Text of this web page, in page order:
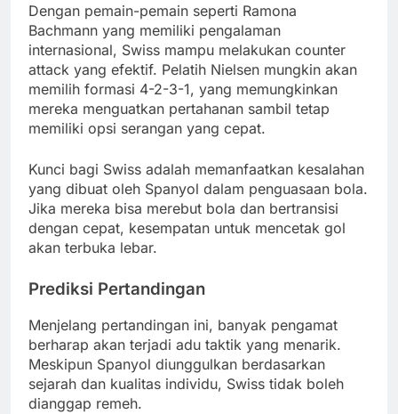
Dengan pemain-pemain seperti Ramona
Bachmann yang memiliki pengalaman
internasional, Swiss mampu melakukan counter
attack yang efektif. Pelatih Nielsen mungkin akan
memilih formasi 4-2-3-1, yang memungkinkan
mereka menguatkan pertahanan sambil tetap
memiliki opsi serangan yang cepat.
Kunci bagi Swiss adalah memanfaatkan kesalahan
yang dibuat oleh Spanyol dalam penguasaan bola.
Jika mereka bisa merebut bola dan bertransisi
dengan cepat, kesempatan untuk mencetak gol
akan terbuka lebar.
Prediksi Pertandingan
Menjelang pertandingan ini, banyak pengamat
berharap akan terjadi adu taktik yang menarik.
Meskipun Spanyol diunggulkan berdasarkan
sejarah dan kualitas individu, Swiss tidak boleh
dianggap remeh.